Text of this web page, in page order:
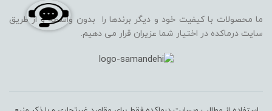
ما محصولات با کیفیت خود و دیگر برندها را بدون واسطه و از طریق
سایت درماکده در اختیار شما عزیران قرار می دهیم.